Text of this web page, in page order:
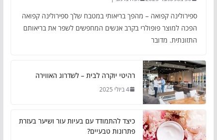
ספירולינה קפואה – מהפך בריאותי במטבח שלך ספירולינה קפואה
הפכה למוצר פופולרי בקרב אנשים המחפשים לשפר את בריאותם
התזונתית. מדובר
רהיטי יוקרה לבית – לשדרוג האווירה
4 ביולי 2025
כיצד להתמודד עם בעיות עור ושיער בעזרת
פתרונות טבעיים?